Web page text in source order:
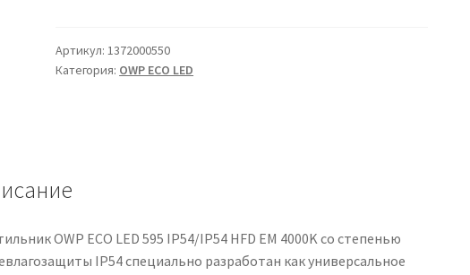
Артикул:1372000550
Категория: OWP ECO LED
OWP ECO LED 595 IP54/IP54 HFD EM 4000K со степенью
IP54 специально разработан как универсальное